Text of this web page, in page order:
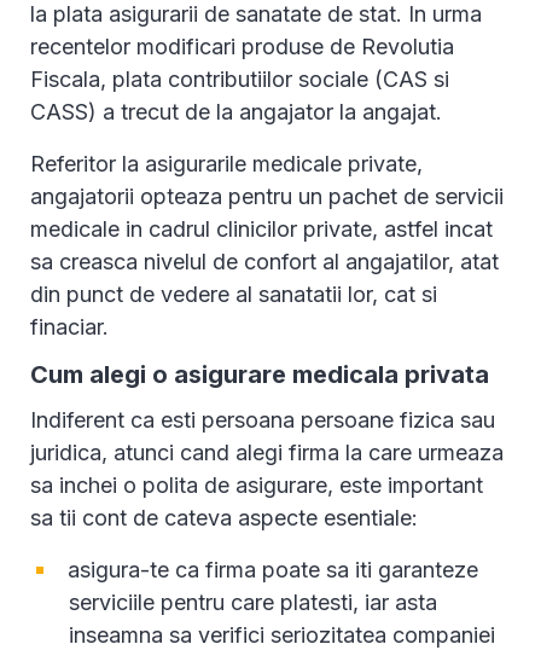
la plata asigurarii de sanatate de stat. In urma
recentelor modificari produse de Revolutia
Fiscala, plata contributiilor sociale (CAS si
CASS) a trecut de la angajator la angajat.
Referitor la asigurarile medicale private,
angajatorii opteaza pentru un pachet de servicii
medicale in cadrul clinicilor private, astfel incat
sa creasca nivelul de confort al angajatilor, atat
din punct de vedere al sanatatii lor, cat si
finaciar.
Cum alegi o asigurare medicala privata
Indiferent ca esti persoana persoane fizica sau
juridica, atunci cand alegi firma la care urmeaza
sa inchei o polita de asigurare, este important
sa tii cont de cateva aspecte esentiale:
asigura-te ca firma poate sa iti garanteze
serviciile pentru care platesti, iar asta
inseamna sa verifici seriozitatea companiei